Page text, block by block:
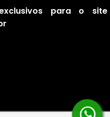
para o site